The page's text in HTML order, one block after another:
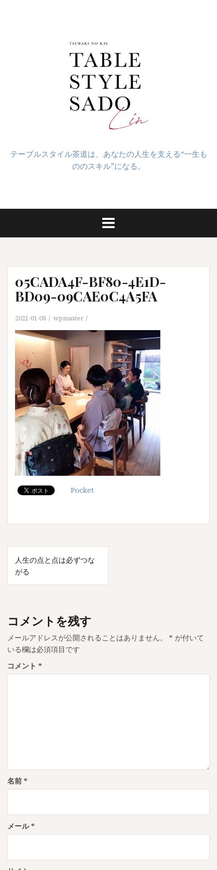
テーブルスタイル茶道は、あなたの人生を支える“一生も
ののスキル”になる。
05CADA4F-BF80-4E1D-
BD09-09CAE0C4A5FA
2021-01-08 wpmaster
Pocket
投
稿
ナ
ゲ
ー
シ
ョ
人生の点と点は必ずつな
がる
コメントを残す
メールアドレスが公開されることはありません。 * が付いて
いる欄は必須項目です
コメント *
名前 *
メール*